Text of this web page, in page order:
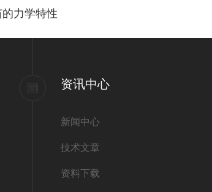
力学特性
资讯中心
新闻中心
技术文章
资料下载